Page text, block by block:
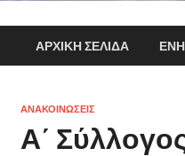
ΑΡΧΙΚΗ ΣΕΛΙΔΑ
ΑΝΑΚΟΙΝΩΣΕΙΣ
Α΄